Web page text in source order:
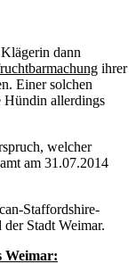
dann
ihrer
Einer solchen
allerdings
welcher
am 31.07.2014
Staffordshire-
Stadt Weimar.
Weimar: